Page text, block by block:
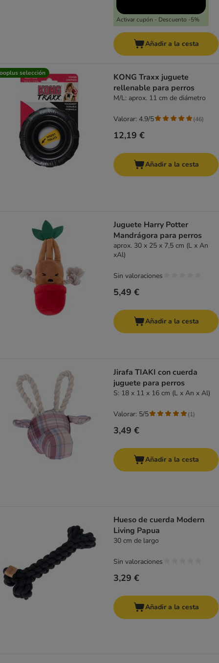
Activar cupón - Descuento -5%
Añadir a la cesta
selección
KONG Traxx juguete
rellenable para perros
M/L: aprox. 11 cm de diámetro
12,19 €
Valorar: 4.9/5 (46)
Añadir a la cesta
Juguete Harry Potter
Mandrágora para perros
aprox. 30 x 25 x 7,5 cm (L x An
xAl)
5,49 €
Sin valoraciones
Añadir a la cesta
Jirafa TIAKI con cuerda
juguete para perros
S: 18 x 11 x 16 cm (L x An x Al)
3,49 €
Valorar: 5/5 (1)
Añadir a la cesta
Hueso de cuerda Modern
Living Papua
30 cm de largo
3,29 €
Sin valoraciones
Añadir a la cesta